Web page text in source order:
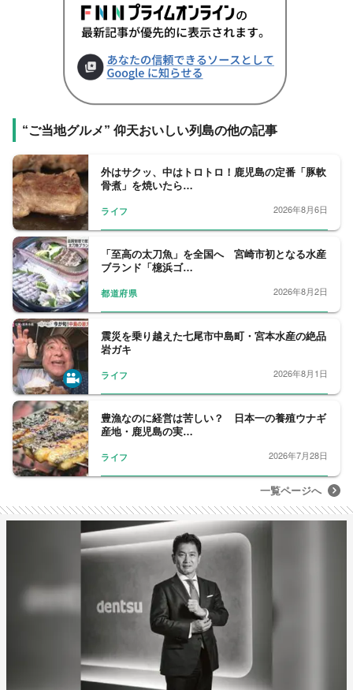
“ご当地グルメ” 仰天おいしい列島の他の記事
外はサクッ、中はトロトロ！鹿児島の定番「豚軟
骨煮」を焼いたら…
ライフ 2026年8月6日
「至高の太刀魚」を全国へ 宮崎市初となる水産
ブランド「檍浜ゴ…
都道府県 2026年8月2日
震災を乗り越えた七尾市中島町・宮本水産の絶品
岩ガキ
ライフ 2026年8月1日
豊漁なのに経営は苦しい？ 日本一の養殖ウナギ
産地・鹿児島の実…
ライフ 2026年7月28日
一覧ページへ